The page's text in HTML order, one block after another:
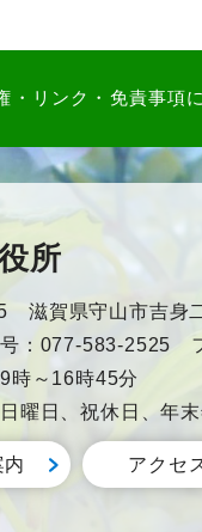
・リンク・免責事項
所
滋賀県守山市吉身
：077-583-2525
時～16時45分
日曜日、祝休日、年
内 アクセ